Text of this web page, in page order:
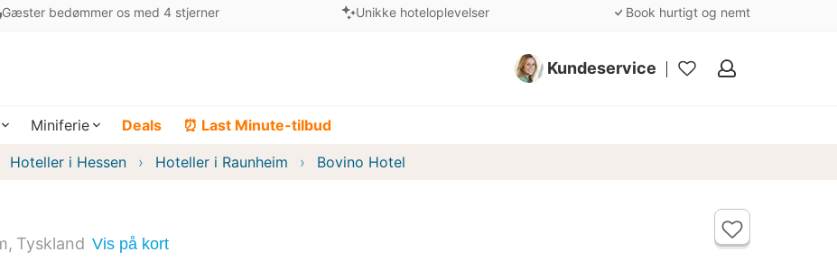
Gæster bedømmer os med 4 stjerner Unikke hoteloplevelser Book hurtigt og nemt
Kundeservice
Mine
Miniferie Deals ⏰ Last Minute-tilbud
Hoteller i Hessen Hoteller i Raunheim Bovino Hotel
Tyskland Vis på kort